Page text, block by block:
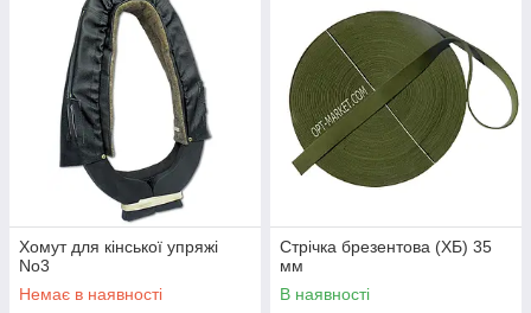
Хомут для кінської упряжі
No3
Немає в наявності
Стрічка брезентова (ХБ) 35
мм
В наявності